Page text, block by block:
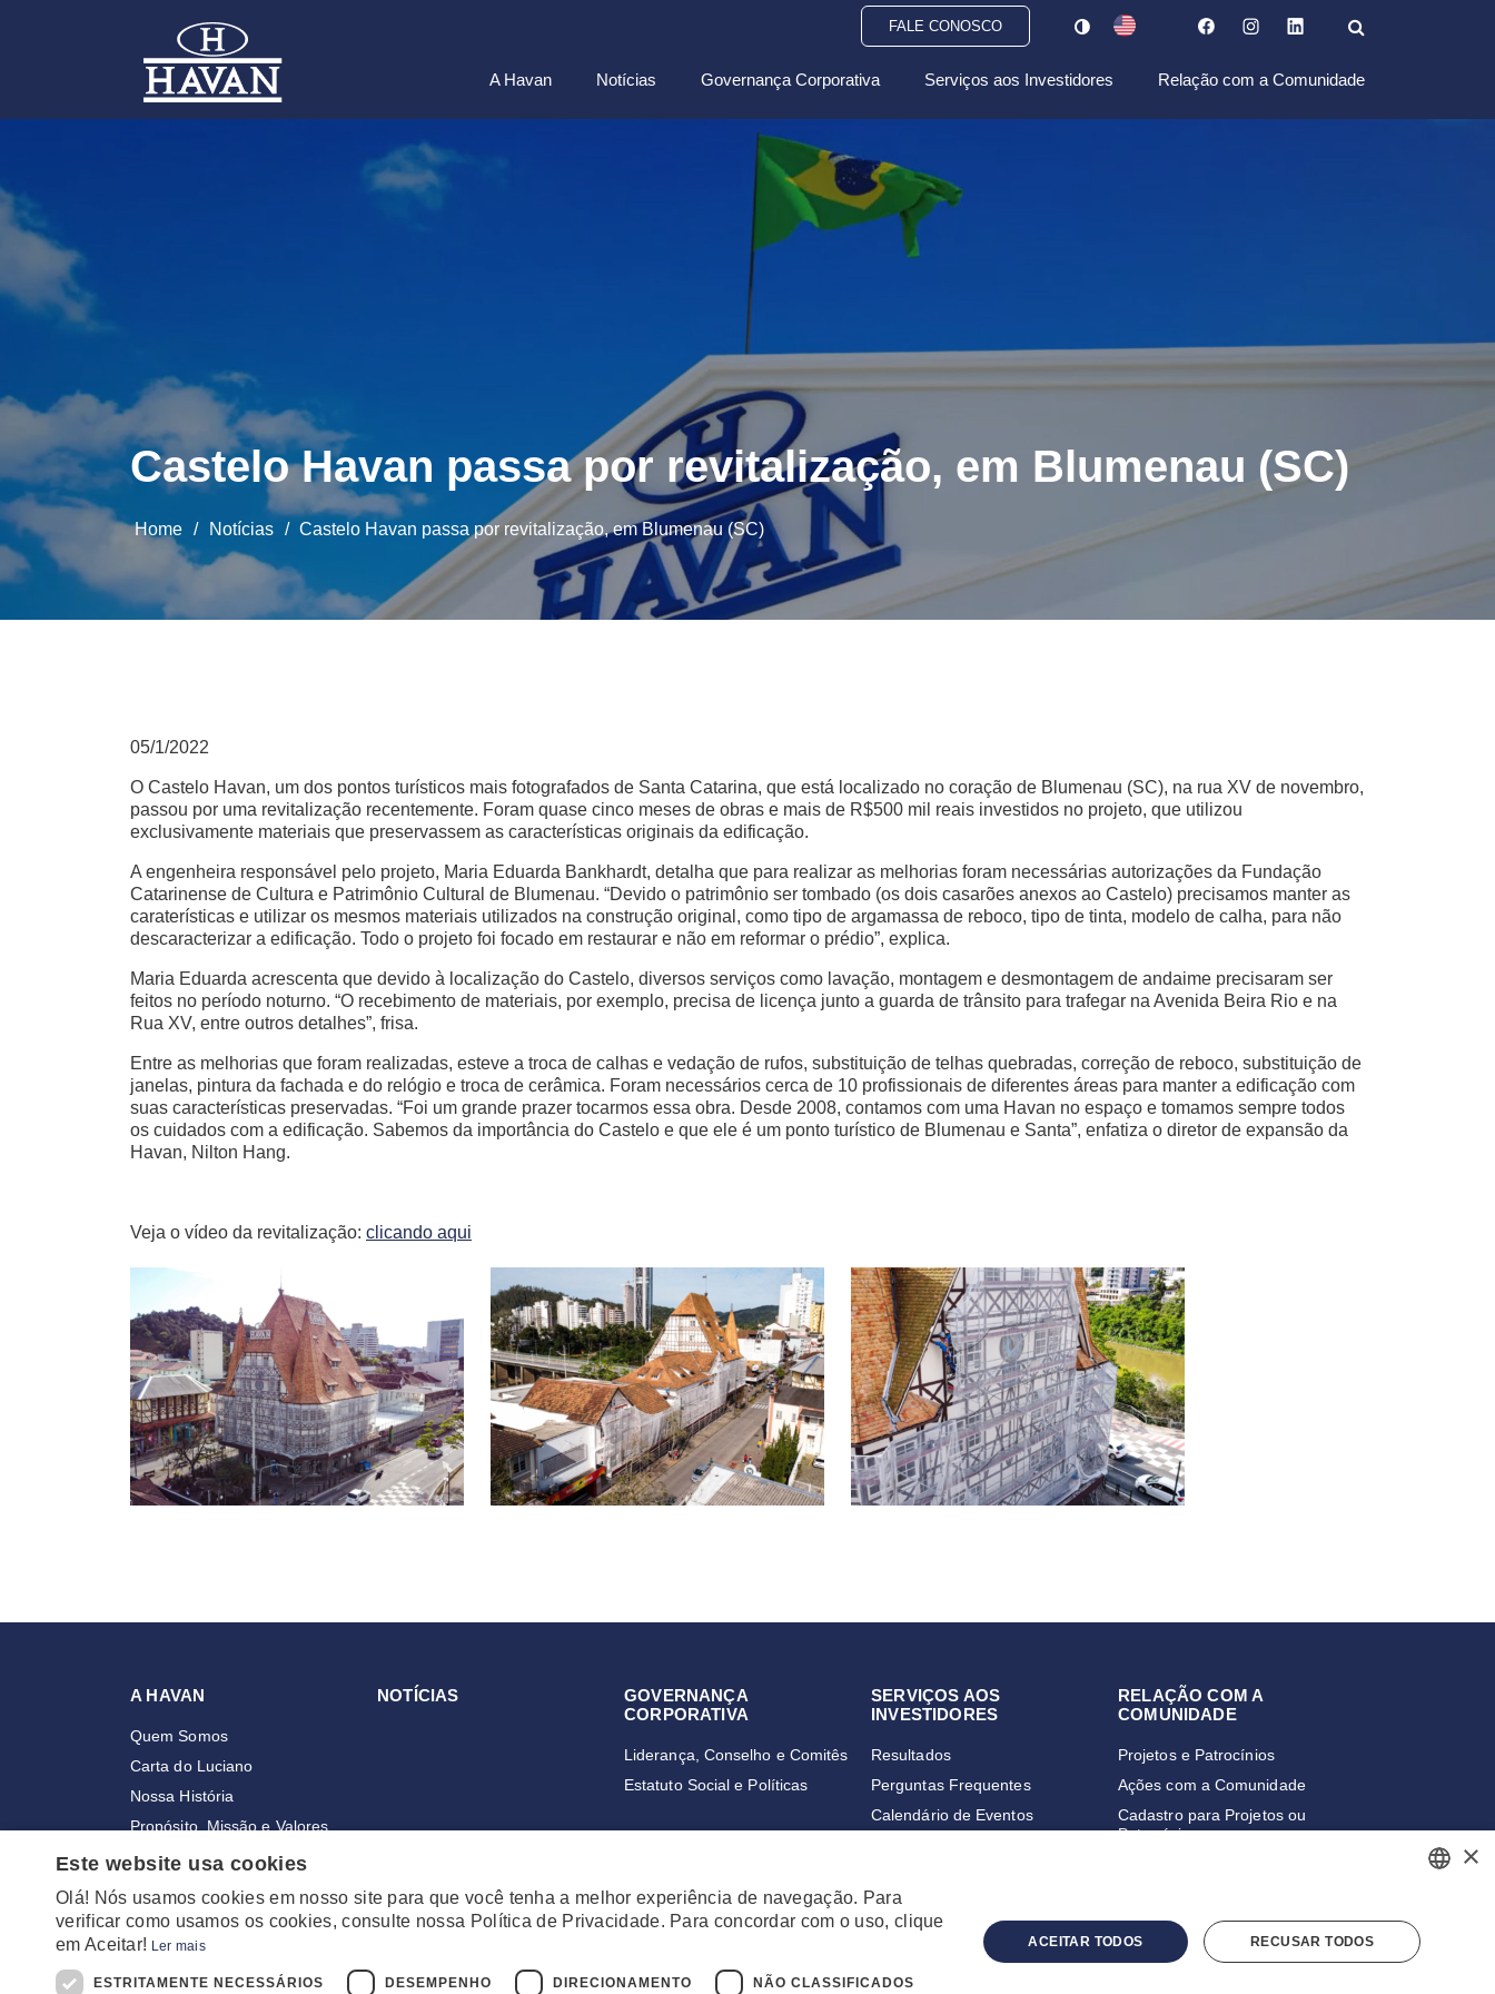
FALE CONOSCO
A Havan Notícias Governança Corporativa Serviços aos Investidores Relação com a Comunidade
Castelo Havan passa por revitalização, em Blumenau (SC)
Home / Notícias / Castelo Havan passa por revitalização, em Blumenau (SC)
05/1/2022
O Castelo Havan, um dos pontos turísticos mais fotografados de Santa Catarina, que está localizado no coração de Blumenau (SC), na rua XV de novembro,
passou por uma revitalização recentemente. Foram quase cinco meses de obras e mais de R$500 mil reais investidos no projeto, que utilizou
exclusivamente materiais que preservassem as características originais da edificação.
A engenheira responsável pelo projeto, Maria Eduarda Bankhardt, detalha que para realizar as melhorias foram necessárias autorizações da Fundação
Catarinense de Cultura e Patrimônio Cultural de Blumenau. “Devido o patrimônio ser tombado (os dois casarões anexos ao Castelo) precisamos manter as
caraterísticas e utilizar os mesmos materiais utilizados na construção original, como tipo de argamassa de reboco, tipo de tinta, modelo de calha, para não
descaracterizar a edificação. Todo o projeto foi focado em restaurar e não em reformar o prédio”, explica.
Maria Eduarda acrescenta que devido à localização do Castelo, diversos serviços como lavação, montagem e desmontagem de andaime precisaram ser
feitos no período noturno. “O recebimento de materiais, por exemplo, precisa de licença junto a guarda de trânsito para trafegar na Avenida Beira Rio e na
Rua XV, entre outros detalhes”, frisa.
Entre as melhorias que foram realizadas, esteve a troca de calhas e vedação de rufos, substituição de telhas quebradas, correção de reboco, substituição de
janelas, pintura da fachada e do relógio e troca de cerâmica. Foram necessários cerca de 10 profissionais de diferentes áreas para manter a edificação com
suas características preservadas. “Foi um grande prazer tocarmos essa obra. Desde 2008, contamos com uma Havan no espaço e tomamos sempre todos
os cuidados com a edificação. Sabemos da importância do Castelo e que ele é um ponto turístico de Blumenau e Santa”, enfatiza o diretor de expansão da
Havan, Nilton Hang.
Veja o vídeo da revitalização: clicando aqui
A HAVAN
Quem Somos
Carta do Luciano
Nossa História
Propósito, Missão e Valores
Nossa Cultura
Colaboradores
Lojas
NOTÍCIAS
GOVERNANÇA
CORPORATIVA
Liderança, Conselho e Comitês
Estatuto Social e Políticas
SERVIÇOS AOS
INVESTIDORES
Resultados
Perguntas Frequentes
Calendário de Eventos
RELAÇÃO COM A
COMUNIDADE
Projetos e Patrocínios
Ações com a Comunidade
Cadastro para Projetos ou
Patrocínios
ENGLISH
×
Este website usa cookies
Olá! Nós usamos cookies em nosso site para que você tenha a melhor experiência de navegação. Para
verificar como usamos os cookies, consulte nossa Política de Privacidade. Para concordar com o uso, clique
em Aceitar! Ler mais
ESTRITAMENTE NECESSÁRIOS DESEMPENHO DIRECIONAMENTO NÃO CLASSIFICADOS
ACEITAR TODOS RECUSAR TODOS